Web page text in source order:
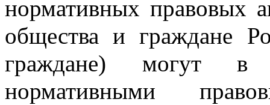
нормативных правовых
общества и граждане
граждане) могут в
нормативными